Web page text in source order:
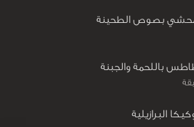
بصوص الطحينة
باللحمة والجبنة
البرازيلية